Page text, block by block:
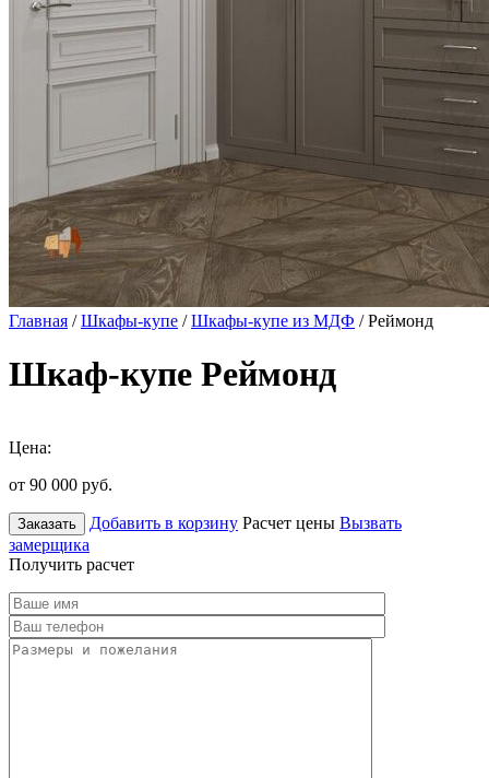
Главная /Шкафы-купе /Шкафы-купе из МДФ / Реймонд
Шкаф-купе Реймонд
Цена:
от 90 000 руб.
Заказать Добавить в корзину Расчет цены Вызвать
замерщика
Получить расчет